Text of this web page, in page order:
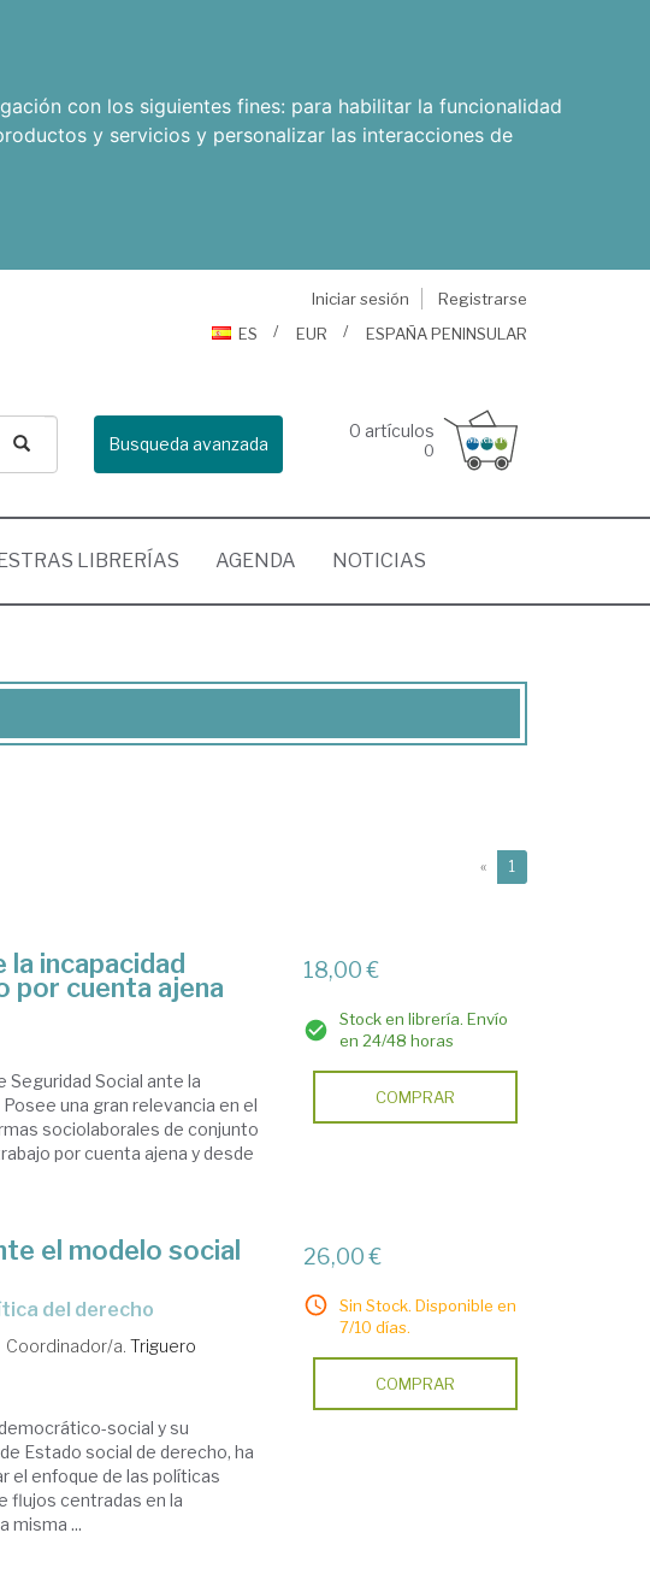
con los siguientes fines: para habilitar la funcionalidad
y servicios y personalizar las interacciones de
Iniciar sesión
Registrarse
ES
EUR ESPAÑA PENINSULAR
Busqueda avanzada
0 artículos
0
LIBRERÍAS AGENDA NOTICIAS
« 1
la incapacidad
por cuenta ajena
Seguridad Social ante la
una gran relevancia en el
sociolaborales de conjunto
por cuenta ajena y desde
18,00 €
Stock en librería. Envío
en 24/48 horas
COMPRAR
el modelo social
del derecho
Coordinador/a.Triguero
social y su
Estado social de derecho, ha
el enfoque de las políticas
flujos centradas en la
misma ...
26,00 €
Sin Stock. Disponible en
7/10 días.
COMPRAR